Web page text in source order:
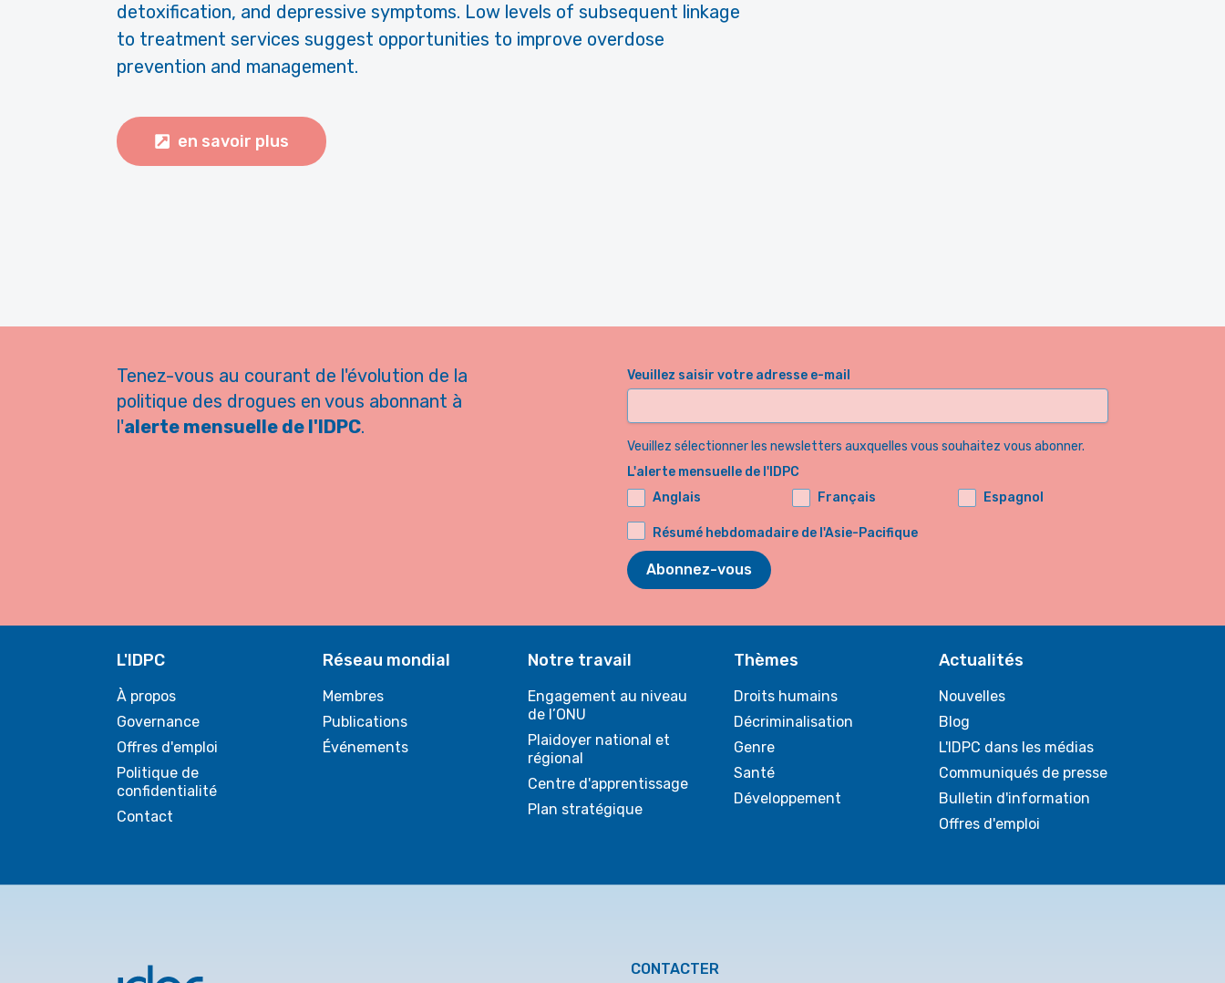
detoxification, and depressive symptoms. Low levels of subsequent linkage
to treatment services suggest opportunities to improve overdose
prevention and management.
en savoir plus
Tenez-vous au courant de l'évolution de la
politique des drogues en vous abonnant à
l'alerte mensuelle de l'IDPC.
Veuillez saisir votre adresse e-mail
Veuillez sélectionner les newsletters auxquelles vous souhaitez vous abonner.
L'alerte mensuelle de l'IDPC
Anglais
Français Espagnol
Résumé hebdomadaire de l'Asie-Pacifique
Abonnez-vous
L'IDPC
À propos
Governance
Offres d'emploi
Politique de
confidentialité
Contact
Réseau mondial
Membres
Publications
Événements
Notre travail
Engagement au niveau
de l’ONU
Plaidoyer national et
régional
Centre d'apprentissage
Plan stratégique
Thèmes
Droits humains
Décriminalisation
Genre
Santé
Développement
Actualités
Nouvelles
Blog
L'IDPC dans les médias
Communiqués de presse
Bulletin d'information
Offres d'emploi
CONTACTER